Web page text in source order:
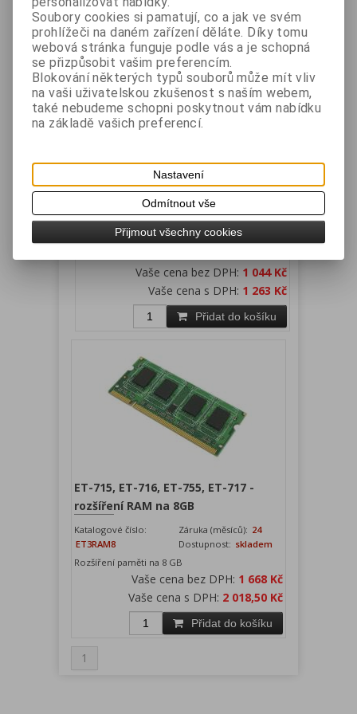
Přidat do košíku
ET-716, ET-716II, 716III, ET-717 -
rozšíření SSD na 256GB
Katalogové číslo:
ETMSSD250
Záruka (měsíců):24
Dostupnost:skladem
Vaše cena bez DPH: 1 044 Kč
Vaše cena s DPH: 1 263 Kč
Přidat do košíku
ET-715, ET-716, ET-755, ET-717 -
rozšíření RAM na 8GB
Katalogové číslo:
ET3RAM8
Záruka (měsíců): 24
Dostupnost: skladem
Rozšíření paměti na 8 GB
Vaše cena bez DPH: 1 668 Kč
Vaše cena s DPH: 2 018,50 Kč
Přidat do košíku
1
Soubory cookies si pamatují, co a jak ve svém
prohlížeči na daném zařízení děláte. Díky tomu
webová stránka funguje podle vás a je schopná
se přizpůsobit vašim preferencím.
Blokování některých typů souborů může mít vliv
na vaši uživatelskou zkušenost s naším webem,
také nebudeme schopni poskytnout vám nabídku
na základě vašich preferencí.
Nastavení
Odmítnout vše
Přijmout všechny cookies